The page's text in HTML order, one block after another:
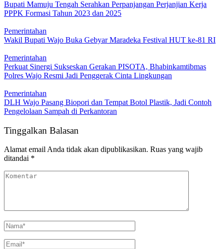
Bupati Mamuju Tengah Serahkan Perpanjangan Perjanjian Kerja
PPPK Formasi Tahun 2023 dan 2025
Pemerintahan
Wakil Bupati Wajo Buka Gebyar Maradeka Festival HUT ke-81 RI
Pemerintahan
Perkuat Sinergi Sukseskan Gerakan PISOTA, Bhabinkamtibmas
Polres Wajo Resmi Jadi Penggerak Cinta Lingkungan
Pemerintahan
DLH Wajo Pasang Biopori dan Tempat Botol Plastik, Jadi Contoh
Pengelolaan Sampah di Perkantoran
Tinggalkan Balasan
Alamat email Anda tidak akan dipublikasikan. Ruas yang wajib
ditandai *